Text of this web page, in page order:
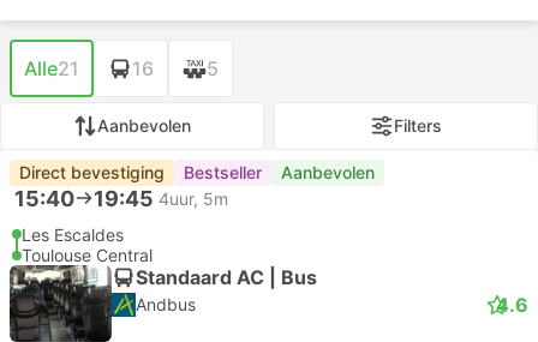
Alle21 16 5
Aanbevolen Filters
Direct bevestiging Bestseller Aanbevolen
15:40 19:45 4uur, 5m
Les Escaldes
Toulouse Central
Standaard AC | Bus
Andbus 4.6